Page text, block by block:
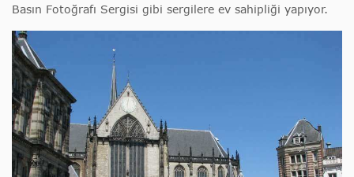
Basın Fotoğrafı Sergisi gibi sergilere ev sahipliği yapıyor.